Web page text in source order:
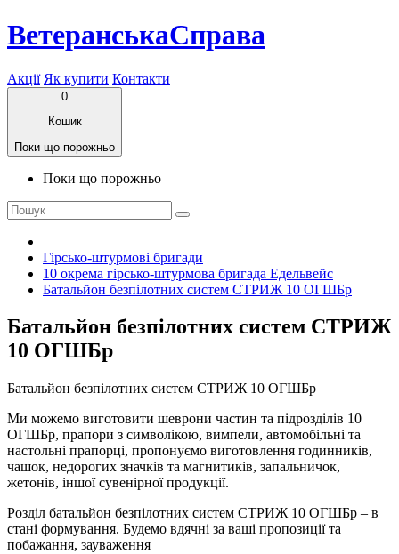
ВетеранськаСправа
Акції Як купити Контакти
0
Кошик
Поки що порожньо
Поки що порожньо
Гірсько-штурмові бригади
10 окрема гірсько-штурмова бригада Едельвейс
Батальйон безпілотних систем СТРИЖ 10 ОГШБр
Батальйон безпілотних систем СТРИЖ
10 ОГШБр
Батальйон безпілотних систем СТРИЖ 10 ОГШБр
Ми можемо виготовити шеврони частин та підрозділів 10
ОГШБр​, прапори з символікою, вимпели, автомобільні та
настольні прапорці, пропонуємо виготовлення годинників,
чашок, недорогих значків та магнитиків, запальничок,
жетонів, іншої сувенірної продукції.
Розділ батальйон безпілотних систем СТРИЖ 10 ОГШБр – в
стані формування. Будемо вдячні за ваші пропозиції та
побажання, зауваження